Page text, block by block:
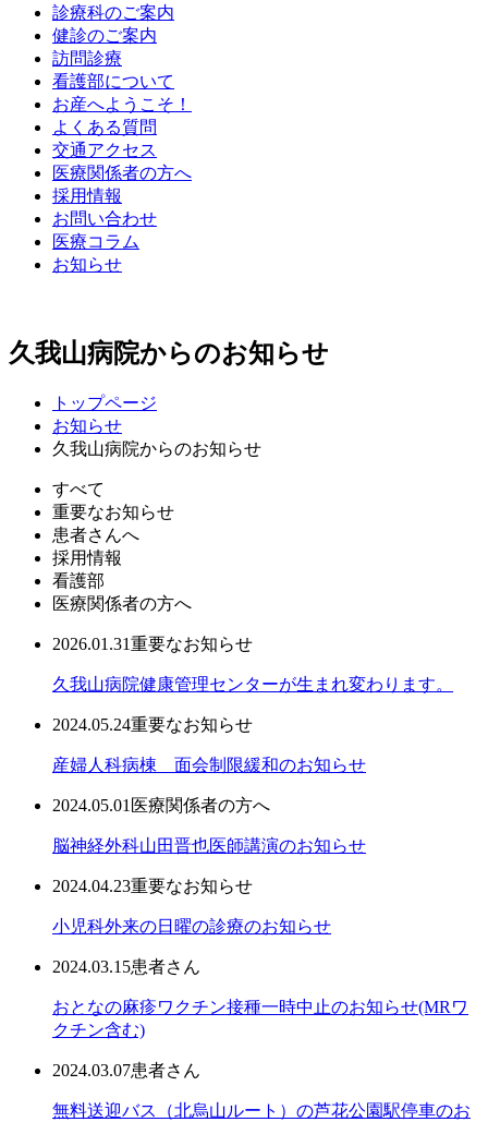
診療科のご案内
健診のご案内
訪問診療
看護部について
お産へようこそ！
よくある質問
交通アクセス
医療関係者の方へ
採用情報
お問い合わせ
医療コラム
お知らせ
久我山病院からのお知らせ
トップページ
お知らせ
久我山病院からのお知らせ
すべて
重要なお知らせ
患者さんへ
採用情報
看護部
医療関係者の方へ
2026.01.31重要なお知らせ
久我山病院健康管理センターが生まれ変わります。
2024.05.24重要なお知らせ
産婦人科病棟 面会制限緩和のお知らせ
2024.05.01 医療関係者の方へ
脳神経外科山田晋也医師講演のお知らせ
2024.04.23重要なお知らせ
小児科外来の日曜の診療のお知らせ
2024.03.15患者さん
おとなの麻疹ワクチン接種一時中止のお知らせ(MRワ
クチン含む)
2024.03.07患者さん
無料送迎バス（北烏山ルート）の芦花公園駅停車のお